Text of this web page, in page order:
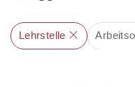
Lehrstelle